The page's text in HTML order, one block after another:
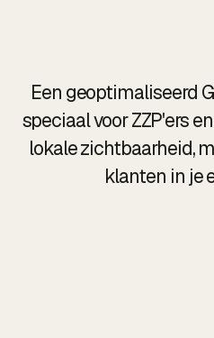
Een geoptimaliseerd
speciaal voor ZZP'ers
lokale zichtbaarheid,
klanten in je